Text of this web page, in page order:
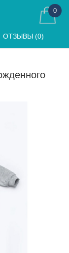
0
ОТЗЫВЫ (0)